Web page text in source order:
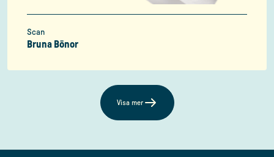
Scan
Bruna Bönor
Visa mer